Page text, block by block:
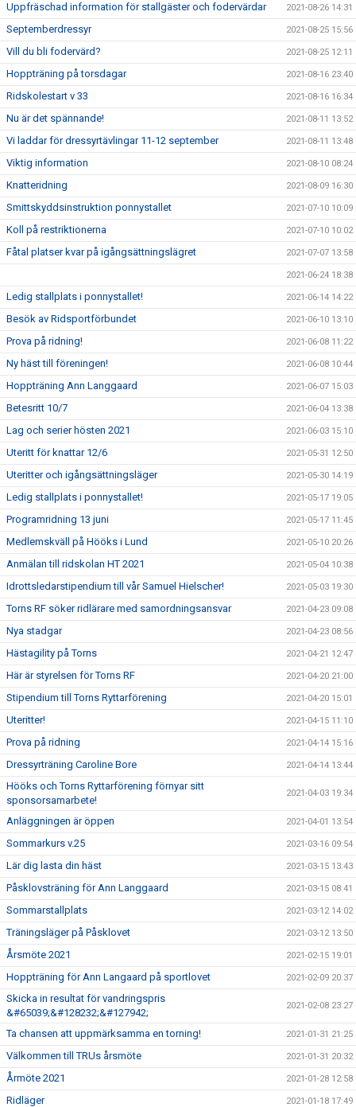
Uppfräschad information för stallgäster och fodervärdar 2021-08-26 14:31
Septemberdressyr 2021-08-25 15:56
Vill du bli fodervärd? 2021-08-25 12:11
Hoppträning på torsdagar 2021-08-16 23:40
Ridskolestart v 33 2021-08-16 16:34
Nu är det spännande! 2021-08-11 13:52
Vi laddar för dressyrtävlingar 11-12 september 2021-08-11 13:48
Viktig information 2021-08-10 08:24
Knatteridning 2021-08-09 16:30
Smittskyddsinstruktion ponnystallet 2021-07-10 10:09
Koll på restriktionerna 2021-07-10 10:02
Fåtal platser kvar på igångsättningslägret 2021-07-07 13:58
2021-06-24 18:38
Ledig stallplats i ponnystallet! 2021-06-14 14:22
Besök av Ridsportförbundet 2021-06-10 13:10
Prova på ridning! 2021-06-08 11:22
Ny häst till föreningen! 2021-06-08 10:44
Hoppträning Ann Langgaard 2021-06-07 15:03
Betesritt 10/7 2021-06-04 13:38
Lag och serier hösten 2021 2021-06-03 15:10
Uteritt för knattar 12/6 2021-05-31 12:50
Uteritter och igångsättningsläger 2021-05-30 14:19
Ledig stallplats i ponnystallet! 2021-05-17 19:05
Programridning 13 juni 2021-05-17 11:45
Medlemskväll på Hööks i Lund 2021-05-10 20:26
Anmälan till ridskolan HT 2021 2021-05-04 10:38
Idrottsledarstipendium till vår Samuel Hielscher! 2021-05-03 19:30
Torns RF söker ridlärare med samordningsansvar 2021-04-23 09:08
Nya stadgar 2021-04-23 08:56
Hästagility på Torns 2021-04-21 12:47
Här är styrelsen för Torns RF 2021-04-20 21:00
Stipendium till Torns Ryttarförening 2021-04-20 15:01
Uteritter! 2021-04-15 11:10
Prova på ridning 2021-04-14 15:16
Dressyrträning Caroline Bore 2021-04-14 13:44
Hööks och Torns Ryttarförening förnyar sitt
sponsorsamarbete!
2021-04-03 19:34
Anläggningen är öppen 2021-04-01 13:54
Sommarkurs v.25 2021-03-16 09:54
Lär dig lasta din häst 2021-03-15 13:43
Påsklovsträning för Ann Langgaard 2021-03-15 08:41
Sommarstallplats 2021-03-12 14:02
Träningsläger på Påsklovet 2021-03-12 13:50
Årsmöte 2021 2021-02-15 19:01
Hoppträning för Ann Langaard på sportlovet 2021-02-09 20:37
Skicka in resultat för vandringspris
&#65039;&#128232;&#127942;
2021-02-08 23:27
Ta chansen att uppmärksamma en torning! 2021-01-31 21:25
Välkommen till TRUs årsmöte 2021-01-31 20:32
Årmöte 2021 2021-01-28 12:58
Ridläger 2021-01-18 17:49